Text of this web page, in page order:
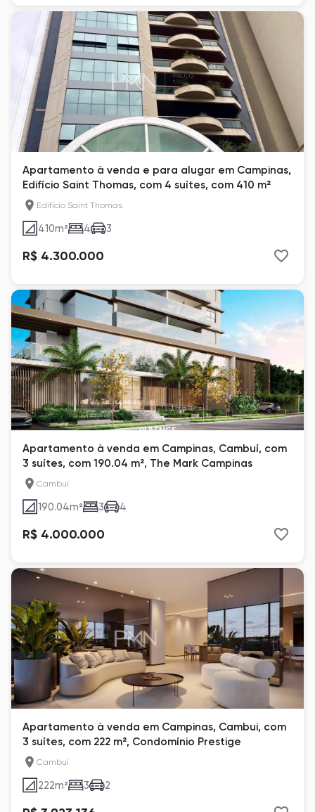
Apartamento à venda e para alugar em Campinas,
Edifício Saint Thomas, com 4 suítes, com 410 m²
Edifício Saint Thomas
410m² 4 3
R$ 4.300.000
Apartamento à venda em Campinas, Cambuí, com
3 suítes, com 190.04 m², The Mark Campinas
Cambuí
190.04m² 3 4
R$ 4.000.000
Apartamento à venda em Campinas, Cambui, com
3 suítes, com 222 m², Condomínio Prestige
Cambui
222m² 3 2